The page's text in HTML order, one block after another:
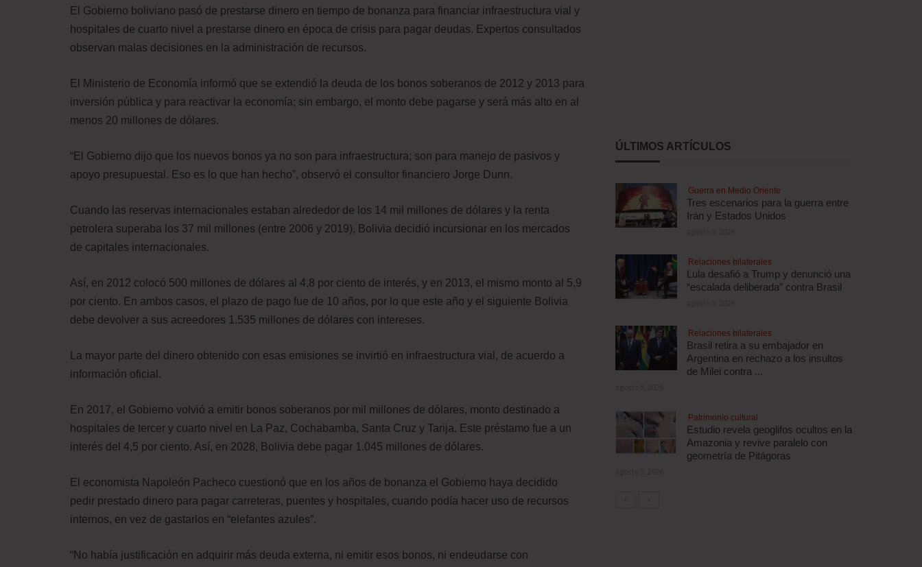
El Gobierno boliviano pasó de prestarse dinero en tiempo de bonanza para financiar infraestructura vial y
hospitales de cuarto nivel a prestarse dinero en época de crisis para pagar deudas. Expertos consultados
observan malas decisiones en la administración de recursos.
El Ministerio de Economía informó que se extendió la deuda de los bonos soberanos de 2012 y 2013 para
inversión pública y para reactivar la economía; sin embargo, el monto debe pagarse y será más alto en al
menos 20 millones de dólares.
“El Gobierno dijo que los nuevos bonos ya no son para infraestructura; son para manejo de pasivos y
apoyo presupuestal. Eso es lo que han hecho”, observó el consultor financiero Jorge Dunn.
Cuando las reservas internacionales estaban alrededor de los 14 mil millones de dólares y la renta
petrolera superaba los 37 mil millones (entre 2006 y 2019), Bolivia decidió incursionar en los mercados
de capitales internacionales.
Así, en 2012 colocó 500 millones de dólares al 4,8 por ciento de interés, y en 2013, el mismo monto al 5,9
por ciento. En ambos casos, el plazo de pago fue de 10 años, por lo que este año y el siguiente Bolivia
debe devolver a sus acreedores 1.535 millones de dólares con intereses.
La mayor parte del dinero obtenido con esas emisiones se invirtió en infraestructura vial, de acuerdo a
información oficial.
En 2017, el Gobierno volvió a emitir bonos soberanos por mil millones de dólares, monto destinado a
hospitales de tercer y cuarto nivel en La Paz, Cochabamba, Santa Cruz y Tarija. Este préstamo fue a un
interés del 4,5 por ciento. Así, en 2028, Bolivia debe pagar 1.045 millones de dólares.
El economista Napoleón Pacheco cuestionó que en los años de bonanza el Gobierno haya decidido
pedir prestado dinero para pagar carreteras, puentes y hospitales, cuando podía hacer uso de recursos
internos, en vez de gastarlos en “elefantes azules”.
“No había justificación en adquirir más deuda externa, ni emitir esos bonos, ni endeudarse con
ÚLTIMOS ARTÍCULOS
Guerra en Medio Oriente
Tres escenarios para la guerra entre
Irán y Estados Unidos
Relaciones bilaterales
Lula desafió a Trump y denunció una
“escalada deliberada” contra Brasil
Relaciones bilaterales
Brasil retira a su embajador en
Argentina en rechazo a los insultos
de Milei contra ...
Patrimonio cultural
Estudio revela geoglifos ocultos en la
Amazonia y revive paralelo con
geometría de Pitágoras